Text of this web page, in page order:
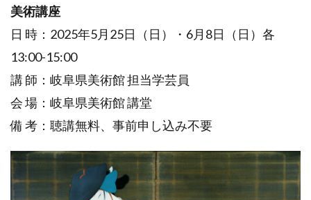
美術講座
日 時：2025年5月25日（日）・6月8日（日）各
13:00-15:00
講 師：岐阜県美術館 担当学芸員
会 場：岐阜県美術館 講堂
備 考：聴講無料、事前申し込み不要